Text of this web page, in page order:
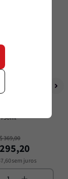
Emiliana
750ml
369,00
295,20
,60sem juros